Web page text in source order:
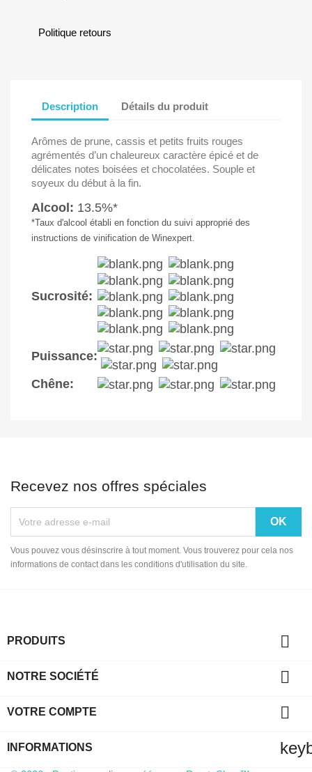
Politique retours
Description Détails du produit
Arômes de prune, cassis et petits fruits rouges
agrémentés d’un chaleureux caractère épicé et de
délicates notes boisées et chocolatées. Souple et
soyeux du début à la fin.
Alcool: 13.5%*
*Taux d'alcool établi en fonction du suivi approprié des
instructions de vinification de Winexpert.
Sucrosité:
Puissance:
Chêne:
Recevez nos offres spéciales
Vous pouvez vous désinscrire à tout moment. Vous trouverez pour cela nos
informations de contact dans les conditions d'utilisation du site.
PRODUITS 
NOTRE SOCIÉTÉ 
VOTRE COMPTE 
INFORMATIONS